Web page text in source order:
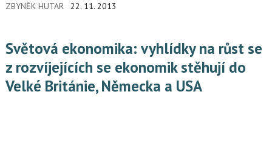
ZBYNĚK HUTAR 22. 11. 2013
Světová ekonomika: vyhlídky na růst se
z rozvíjejících se ekonomik stěhují do
Velké Británie, Německa a USA